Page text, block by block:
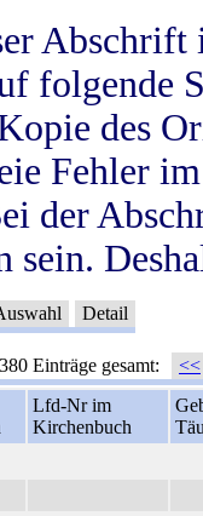
Abschrift
folgende
des
Fehler
der
sein.
Detail
Einträge gesamt: <<
Lfd-Nr im
Kirchenbuch